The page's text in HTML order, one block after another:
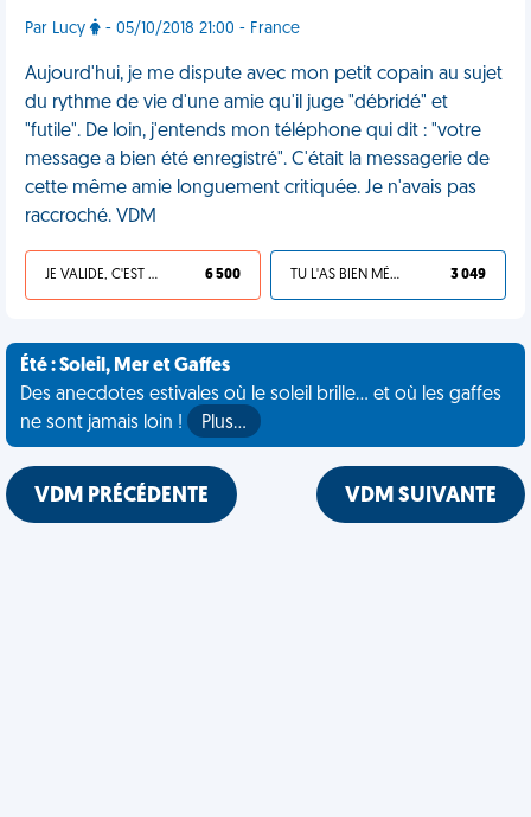
Par Lucy - 05/10/2018 21:00 - France
Aujourd'hui, je me dispute avec mon petit copain au sujet
du rythme de vie d'une amie qu'il juge "débridé" et
"futile". De loin, j'entends mon téléphone qui dit : "votre
message a bien été enregistré". C'était la messagerie de
cette même amie longuement critiquée. Je n'avais pas
raccroché. VDM
JE VALIDE, C'EST UNE VDM 6 500 TU L'AS BIEN MÉRITÉ 3 049
Été : Soleil, Mer et Gaffes
Des anecdotes estivales où le soleil brille... et où les gaffes
ne sont jamais loin !
Plus…
VDM PRÉCÉDENTE VDM SUIVANTE